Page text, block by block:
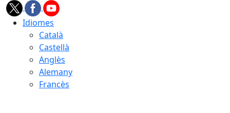
Idiomes
Català
Castellà
Anglès
Alemany
Francès